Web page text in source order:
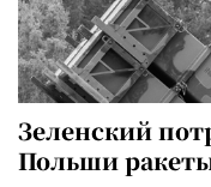
Зеленский
Польши